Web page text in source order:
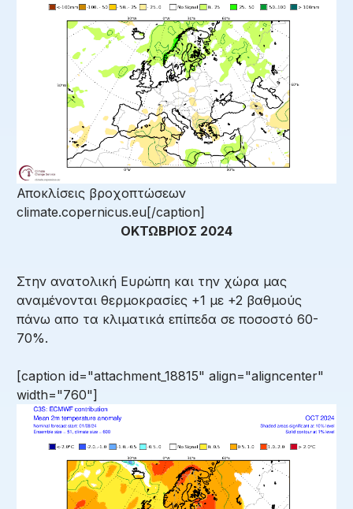
Αποκλίσεις βροχοπτώσεων
climate.copernicus.eu[/caption]
ΟΚΤΩΒΡΙΟΣ 2024
Στην ανατολική Ευρώπη και την χώρα μας
αναμένονται θερμοκρασίες +1 με +2 βαθμούς
πάνω απο τα κλιματικά επίπεδα σε ποσοστό 60-
70%.
[caption id="attachment_18815" align="aligncenter"
width="760"]